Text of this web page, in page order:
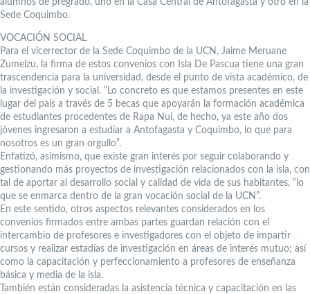
Sede Coquimbo.
VOCACIÓN SOCIAL
Para el vicerrector de la Sede Coquimbo de la UCN, Jaime Meruane
Zumelzu, la firma de estos convenios con Isla De Pascua tiene una gran
trascendencia para la universidad, desde el punto de vista académico, de
la investigación y social. “Lo concreto es que estamos presentes en este
lugar del país a través de 5 becas que apoyarán la formación académica
de estudiantes procedentes de Rapa Nui, de hecho, ya este año dos
jóvenes ingresaron a estudiar a Antofagasta y Coquimbo, lo que para
nosotros es un gran orgullo”.
Enfatizó, asimismo, que existe gran interés por seguir colaborando y
gestionando más proyectos de investigación relacionados con la isla, con
tal de aportar al desarrollo social y calidad de vida de sus habitantes, “lo
que se enmarca dentro de la gran vocación social de la UCN”.
En este sentido, otros aspectos relevantes considerados en los
convenios firmados entre ambas partes guardan relación con el
intercambio de profesores e investigadores con el objeto de impartir
cursos y realizar estadías de investigación en áreas de interés mutuo; así
como la capacitación y perfeccionamiento a profesores de enseñanza
básica y media de la isla.
También están consideradas la asistencia técnica y capacitación en las